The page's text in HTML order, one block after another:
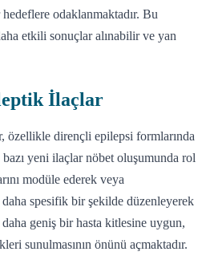
odaklanmaktadır. Bu
etkili sonuçlar alınabilir ve yan
İlaçlar
özellikle dirençli epilepsi formlarında
yeni ilaçlar nöbet oluşumunda rol
modüle ederek veya
spesifik bir şekilde düzenleyerek
geniş bir hasta kitlesine uygun,
sunulmasının önünü açmaktadır.